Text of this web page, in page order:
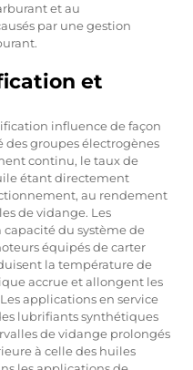
et au
par une gestion
et
influence de façon
groupes électrogènes
continu, le taux de
étant directement
au rendement
de vidange. Les
du système de
équipés de carter
la température de
accrue et allongent les
applications en service
lubrifiants synthétiques
de vidange prolongés
à celle des huiles